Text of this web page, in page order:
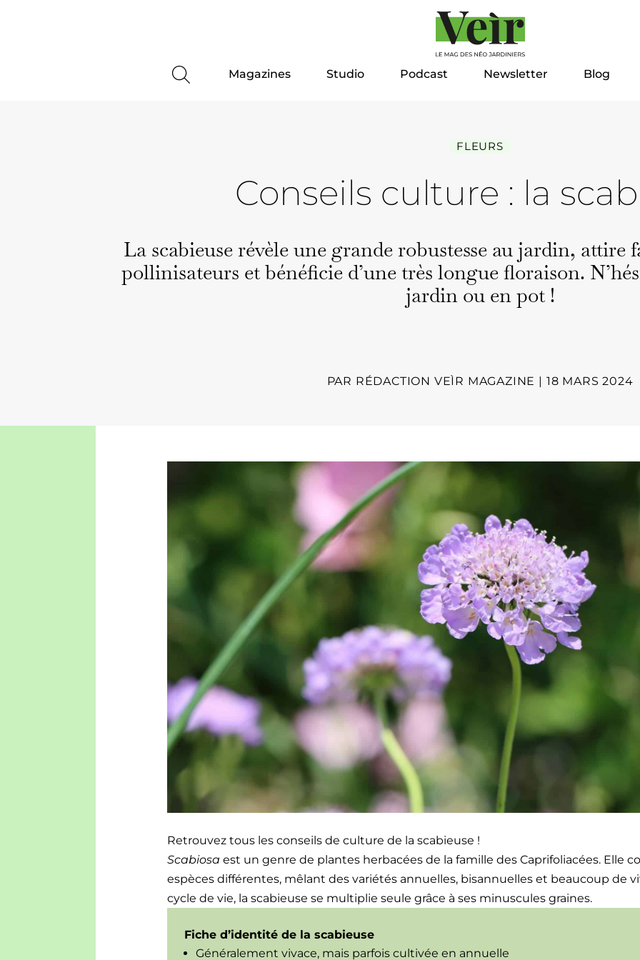
Magazines Studio Podcast Newsletter Blog
FLEURS
Conseils culture : la
La sca­bieuse révèle une grande robustesse au jardin,
pollinisa­teurs et béné­fi­cie d’une très longue flo­rai­son.
jardin ou en pot !
PAR RÉDACTION VEÌR MAGAZINE | 18 MARS 2024
Retrou­vez tous les con­seils de cul­ture de la sca­bieuse !
Scabiosa est un genre de plantes herbacées de la famille des Capri­fo­li­acées. Elle
espèces dif­férentes, mêlant des var­iétés annuelles, bisan­nuelles et beau­coup de
cycle de vie, la sca­bieuse se mul­ti­plie seule grâce à ses minus­cules graines.
Fiche d’i­den­tité de la sca­bieuse
Générale­ment vivace, mais par­fois cul­tivée en annuelle